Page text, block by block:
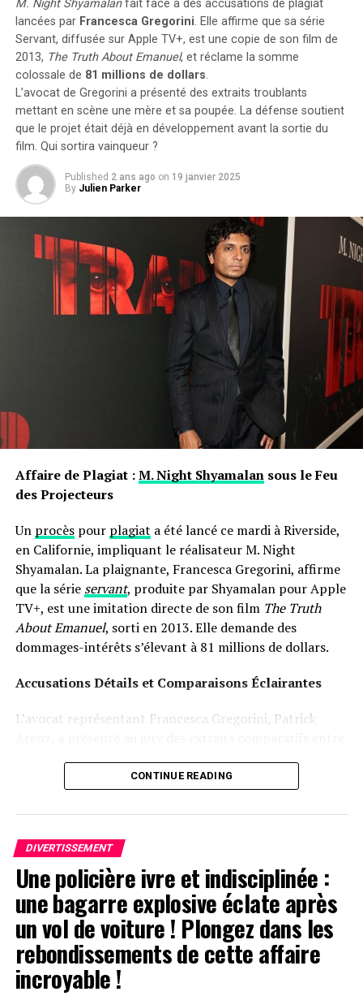
Dès son plus jeune âge, Hugo se retrouve entouré
d’autres enfants portant le même nom. Selon les
statistiques de l’Insee,7 694 garçons ont été
prénommés Hugo en 2000,faisant de ce prénom le
quatrième plus populaire cette année-là. À l’école
primaire,il côtoie plusieurs camarades appelés Thibault
et autres prénoms similaires. Pour éviter toute
confusion lors des appels en classe, les enseignants
ajoutent souvent la première lettre du nom de famille
après le prénom : ainsi devient-il rapidement « Hugo
D. », un surnom auquel il s’habitue sans arduousé.
Pensées sur l’Identité Associée au
Prénom
Le choix d’un prénom peut avoir un impact significatif
sur notre identité personnelle tout au long de notre
existence. Que ce soit pour se distinguer ou pour
s’intégrer dans un groupe social spécifique, chaque
individu développe une relation particulière avec son
les prénoms ne sont pas simplement des désignations ;
ils portent avec eux des récits et influencent nos
interactions sociales depuis notre enfance jusqu’à l’âge
adulte.
M. Night Shyamalanfait face à des accusations de plagiat
lancées par Francesca Gregorini. Elle affirme que sa série
Servant, diffusée sur Apple TV+, est une copie de son film de
2013, The Truth About Emanuel, et réclame la somme
colossale de 81 millions de dollars.
L’avocat de Gregorini a présenté des extraits troublants
mettant en scène une mère et sa poupée. La défense soutient
que le projet était déjà en développement avant la sortie du
film. Qui sortira vainqueur ?
Published 2 ans ago on 19 janvier 2025
By Julien Parker
Affaire de Plagiat :M. Night Shyamalansous le Feu
des Projecteurs
Un procèspour plagiat a été lancé ce mardi à Riverside,
en Californie, impliquant le réalisateur M. Night
Shyamalan. La plaignante, Francesca Gregorini, affirme
que la série servant, produite par Shyamalan pour Apple
TV+, est une imitation directe de son film The Truth
About Emanuel, sorti en 2013. Elle demande des
dommages-intérêts s’élevant à 81 millions de dollars.
Accusations Détails et Comparaisons Éclairantes
L’avocat représentant Francesca Gregorini, Patrick
prenant soin d’une poupée comme si c’était un véritable
enfant, assistée par une nourrice. « C’est un cas
flagrant », a-t-il déclaré devant le jury selon
Variety. »SansEmanuel
Divergences dans les Arguments Juridiques
En réponse aux allégations portées contre lui, l’équipe
juridique défendant Shyamalan soutient que Tony
Basgallop, le créateur britannique derrière la série
Servant, avait commencé à développer ce projet bien
avant la sortie du film de Francesca Gregorini.
CONTINUE READING
DIVERTISSEMENT
Une policière ivre et indisciplinée :
une bagarre explosive éclate après
un vol de voiture ! Plongez dans les
rebondissements de cette affaire
incroyable !